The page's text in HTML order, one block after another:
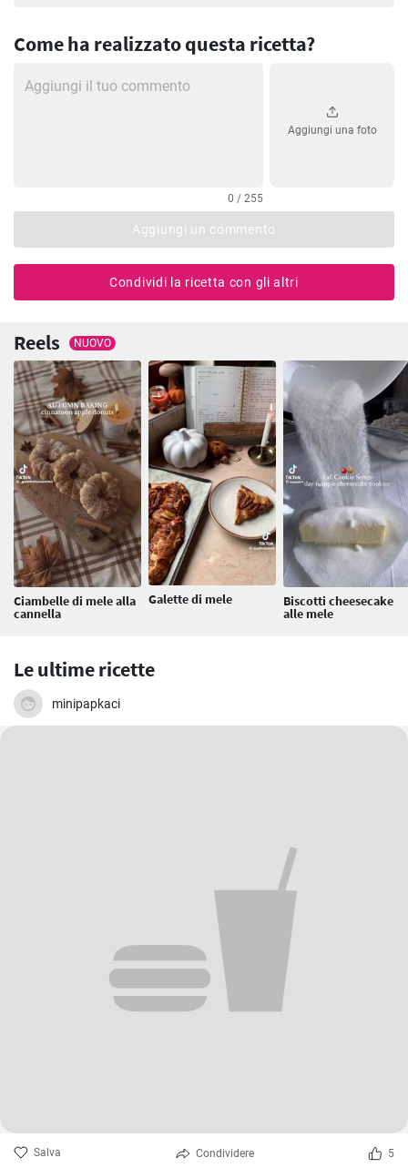
Come ha realizzato questa ricetta?
0 / 255
Aggiungi una foto
Aggiungi un commento
Condividi la ricetta con gli altri
Reels NUOVO
Ciambelle di mele alla
cannella
Galette di mele Biscotti cheesecake
alle mele
Le ultime ricette
minipapkaci
Salva Condividere 5